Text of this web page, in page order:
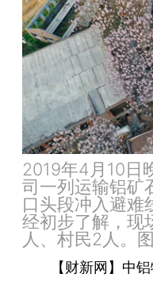
2019年4月10日
司一列运输铝矿
口头段冲入避难
经初步了解，现
人、村民2人。
【财新网】中